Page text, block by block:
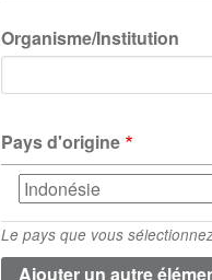
Organisme/Institution
Pays d'origine
Pays
(valeur
1)
Le pays que vous